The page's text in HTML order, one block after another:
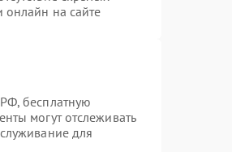
онлайн на сайте
бесплатную
могут отслеживать
для